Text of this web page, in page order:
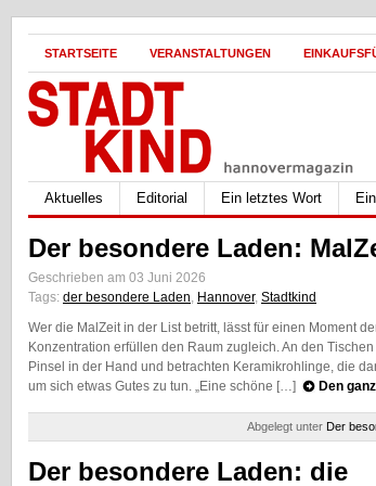
STARTSEITE VERANSTALTUNGEN
Aktuelles Editorial Ein letztes Wort
Der besondere Laden:
Geschrieben am 03 Juni 2026
Tags: der besondere Laden, Hannover, Stadtkind
Wer die MalZeit in der List betritt, lässt für einen Moment
Konzentration erfüllen den Raum zugleich. An den
Pinsel in der Hand und betrachten Keramikrohlinge, die
um sich etwas Gutes zu tun. „Eine schöne […]
Den
Abgelegt unter Der
Der besondere Laden: die